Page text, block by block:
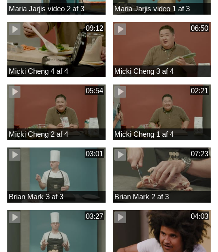
Maria Jarjis video 2 af 3 Maria Jarjis video 1 af 3
09:12
Micki Cheng 4 af 4
06:50
Micki Cheng 3 af 4
05:54
Micki Cheng 2 af 4
02:21
Micki Cheng 1 af 4
03:01
Brian Mark 3 af 3
07:23
Brian Mark 2 af 3
03:27 04:03